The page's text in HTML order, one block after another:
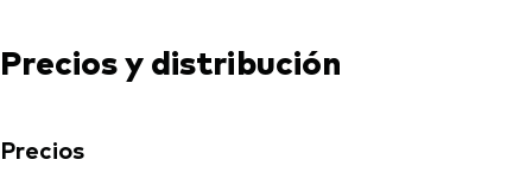
Precios y distribución
Precios